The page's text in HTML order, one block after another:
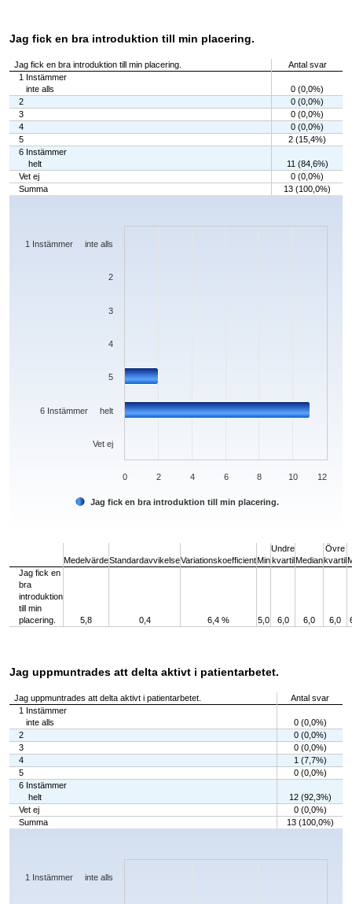
Jag fick en bra introduktion till min placering.
Jag fick en bra introduktion till min placering.
Antal svar
1 Instämmer
inte alls
0 (0,0%)
2
0 (0,0%)
3
0 (0,0%)
4
0 (0,0%)
5
2 (15,4%)
6 Instämmer
helt
11 (84,6%)
Vet ej
0 (0,0%)
Summa
13 (100,0%)
Chart
The chart has 1 X axis displaying categories.
Jag fick en bra introduktion till min placering.
Vet ej
6 Instämmer helt
5
4
3
2
1 Instämmer inte alls
0 2 4 6 8 10 12
MedelvärdeStandardavvikelseVariationskoefficientMin
Undre
kvartilMedian
Övre
kvartil
Jag fick en
bra
introduktion
till min
placering.
5,8 0,4 6,4 % 5,0 6,0 6,0 6,0
Jag uppmuntrades att delta aktivt i patientarbetet.
Jag uppmuntrades att delta aktivt i patientarbetet.
Antal svar
1 Instämmer
inte alls
0 (0,0%)
2
0 (0,0%)
3
0 (0,0%)
4
1 (7,7%)
5
0 (0,0%)
6 Instämmer
helt
12 (92,3%)
Vet ej
0 (0,0%)
Summa
13 (100,0%)
Chart
The chart has 1 X axis displaying categories.
1 Instämmer inte alls